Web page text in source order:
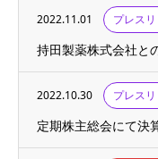
2022.11.01 プレス
持田製薬株式会社と
2022.10.30 プレス
定期株主総会にて決